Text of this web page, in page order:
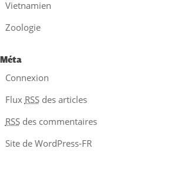
Vietnamien
Zoologie
Méta
Connexion
Flux RSSdes articles
RSSdes commentaires
Site de WordPress-FR